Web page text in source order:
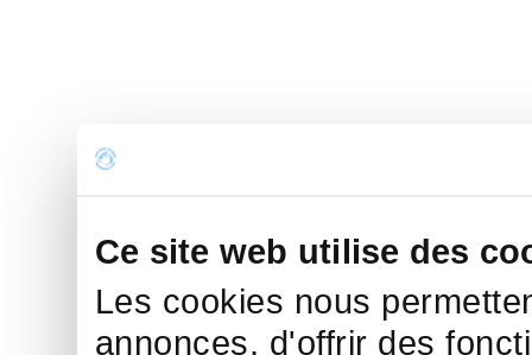
Ce site web utilise des
Les cookies nous
annonces, d'offrir des